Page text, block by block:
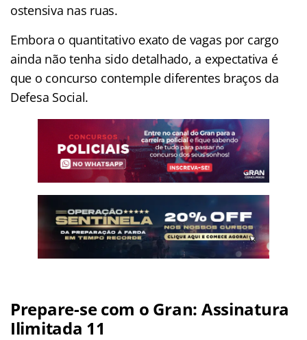
ostensiva nas ruas.
Embora o quantitativo exato de vagas por cargo
ainda não tenha sido detalhado, a expectativa é
que o concurso contemple diferentes braços da
Defesa Social.
Prepare-se com o Gran: Assinatura
Ilimitada 11